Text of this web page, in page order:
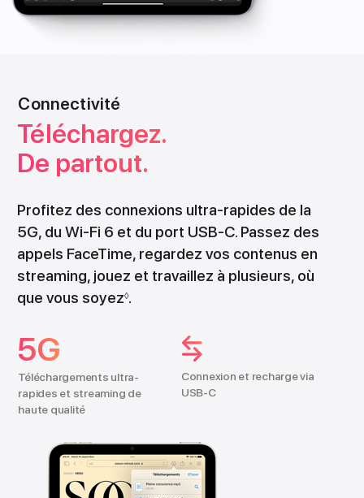
Connectivité
Téléchargez.
De partout.
Profitez des connexions ultra-rapides de la
5G, du Wi‑Fi 6 et du port USB‑C. Passez des
appels FaceTime, regardez vos contenus en
streaming, jouez et travaillez à plusieurs, où
que vous soyez◊.
5G
Téléchargements ultra-
rapides et streaming de
haute qualité
Connexion et recharge via
USB-C